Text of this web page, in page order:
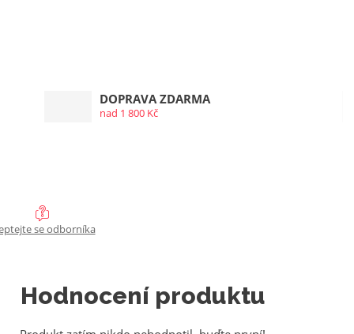
DOPRAVA ZDARMA
nad 1 800 Kč
se odborníka
Hodnocení produktu